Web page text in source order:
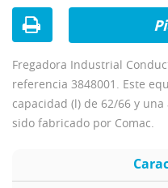
Fregadora Industrial
referencia 3848001. Este
capacidad (l) de 62/66 y
sido fabricado por Comac.